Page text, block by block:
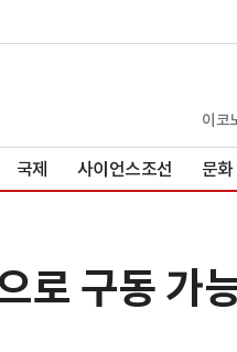
이코
국제 사이언스조선 문화
로 구동 가